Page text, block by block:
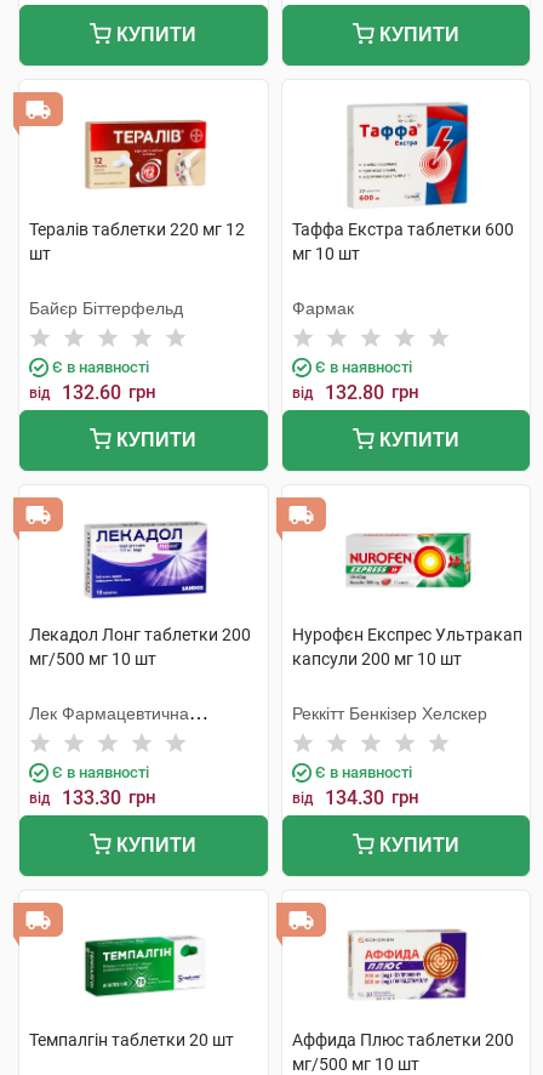
КУПИТИ КУПИТИ
Тералів таблетки 220 мг 12
шт
Байєр Біттерфельд
Є в наявності
від 132.60 грн
КУПИТИ
Таффа Eкстра таблетки 600
мг 10 шт
Фармак
Є в наявності
від 132.80 грн
КУПИТИ
Лекадол Лонг таблетки 200
мг/500 мг 10 шт
Лек Фармацевтична
компанія
Є в наявності
від 133.30 грн
КУПИТИ
Нурофєн Експрес Ультракап
капсули 200 мг 10 шт
Реккітт Бенкізер Хелскер
Є в наявності
від 134.30 грн
КУПИТИ
Темпалгін таблетки 20 шт
Аффида Плюс таблетки 200
мг/500 мг 10 шт